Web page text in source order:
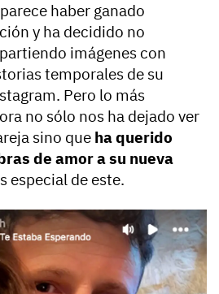
haber ganado
y ha decidido no
imágenes con
temporales de su
Pero lo más
no sólo nos ha dejado ver
sino que ha querido
de amor a su nueva
especial de este.